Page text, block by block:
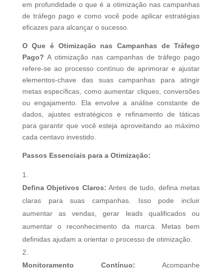
em profundidade o que é a otimização nas campanhas
de tráfego pago e como você pode aplicar estratégias
eficazes para alcançar o sucesso.
O Que é Otimização nas Campanhas de Tráfego
Pago? A otimização nas campanhas de tráfego pago
refere-se ao processo contínuo de aprimorar e ajustar
elementos-chave das suas campanhas para atingir
metas específicas, como aumentar cliques, conversões
ou engajamento. Ela envolve a análise constante de
dados, ajustes estratégicos e refinamento de táticas
para garantir que você esteja aproveitando ao máximo
cada centavo investido.
Passos Essenciais para a Otimização:
Defina Objetivos Claros: Antes de tudo, defina metas
claras para suas campanhas. Isso pode incluir
aumentar as vendas, gerar leads qualificados ou
aumentar o reconhecimento da marca. Metas bem
definidas ajudam a orientar o processo de otimização.
Monitoramento Contínuo: Acompanhe